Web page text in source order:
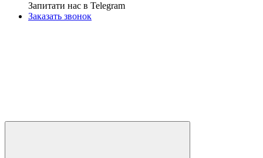
Запитати нас в Telegram
Заказать звонок